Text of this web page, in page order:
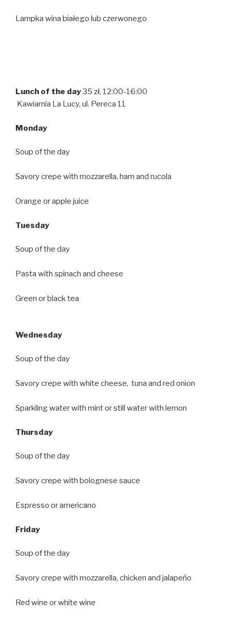
Lampka wina białego lub czerwonego
Lunch of the day35 zł, 12:00-16:00
Kawiarnia La Lucy, ul. Pereca 11
Monday
Soup of the day
Savory crepe with mozzarella, ham and rucola
Orange or apple juice
Tuesday
Soup of the day
Pasta with spinach and cheese
Green or black tea
Wednesday
Soup of the day
Savory crepe with white cheese, tuna and red onion
Sparkling water with mint or still water with lemon
Thursday
Soup of the day
Savory crepe with bolognese sauce
Espresso or americano
Friday
Soup of the day
Savory crepe with mozzarella, chicken and jalapeño
Red wine or white wine